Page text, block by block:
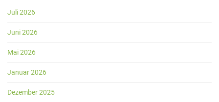
Juli 2026
Juni 2026
Mai 2026
Januar 2026
Dezember 2025